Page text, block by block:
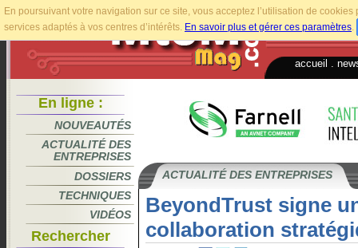
En poursuivant votre navigation sur ce site, vous acceptez l’utilisation de
services adaptés à vos centres d’intérêts. En savoir plus et gérer ces paramètres.
accueil
En ligne :
NOUVEAUTÉS
ACTUALITÉ DES
ENTREPRISES
DOSSIERS
TECHNIQUES
VIDÉOS
Rechercher
ACTUALITÉ DES ENTREPRISES
BeyondTrust signe
collaboration